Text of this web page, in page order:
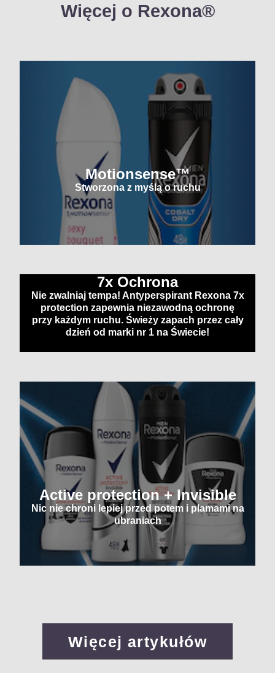
Więcej o Rexona®
Motionsense™
Stworzona z myślą o ruchu
7x Ochrona
Nie zwalniaj tempa! Antyperspirant Rexona 7x
protection zapewnia niezawodną ochronę
przy każdym ruchu. Świeży zapach przez cały
dzień od marki nr 1 na Świecie!
Active protection + Invisible
Nic nie chroni lepiej przed potem i plamami na
ubraniach
Więcej artykułów